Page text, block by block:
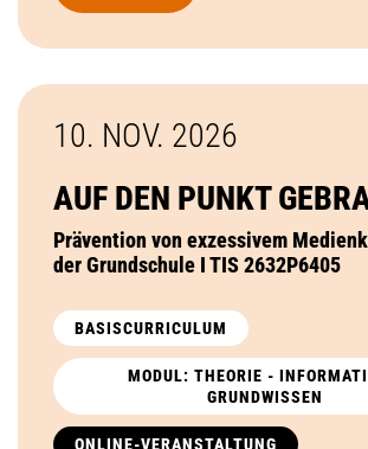
10. NOV. 2026
AUF DEN PUNKT
Prävention von exzessivem
der Grundschule I TIS 2632P6405
BASISCURRICULUM
MODUL: THEORIE -
GRUNDWISSEN
ONLINE-VERANSTALTUNG